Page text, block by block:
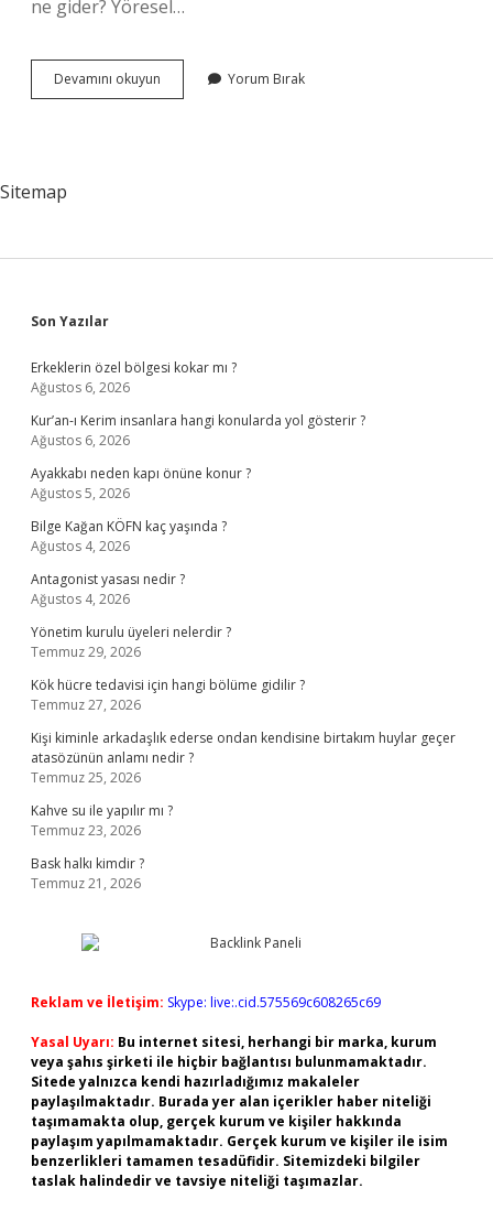
ne gider? Yöresel…
Devamını okuyun
Borani
Yorum Bırak
Sitemap
Sidebar
Son Yazılar
Erkeklerin özel bölgesi kokar mı ?
Ağustos 6, 2026
Kur’an-ı Kerim insanlara hangi konularda yol gösterir ?
Ağustos 6, 2026
Ayakkabı neden kapı önüne konur ?
Ağustos 5, 2026
Bilge Kağan KÖFN kaç yaşında ?
Ağustos 4, 2026
Antagonist yasası nedir ?
Ağustos 4, 2026
Yönetim kurulu üyeleri nelerdir ?
Temmuz 29, 2026
Kök hücre tedavisi için hangi bölüme gidilir ?
Temmuz 27, 2026
Kişi kiminle arkadaşlık ederse ondan kendisine birtakım huylar geçer
atasözünün anlamı nedir ?
Temmuz 25, 2026
Kahve su ile yapılır mı ?
Temmuz 23, 2026
Bask halkı kimdir ?
Temmuz 21, 2026
Reklam ve İletişim: Skype: live:.cid.575569c608265c69
Yasal Uyarı: Bu internet sitesi, herhangi bir marka, kurum
veya şahıs şirketi ile hiçbir bağlantısı bulunmamaktadır.
Sitede yalnızca kendi hazırladığımız makaleler
paylaşılmaktadır. Burada yer alan içerikler haber niteliği
taşımamakta olup, gerçek kurum ve kişiler hakkında
paylaşım yapılmamaktadır. Gerçek kurum ve kişiler ile isim
benzerlikleri tamamen tesadüfidir. Sitemizdeki bilgiler
taslak halindedir ve tavsiye niteliği taşımazlar.